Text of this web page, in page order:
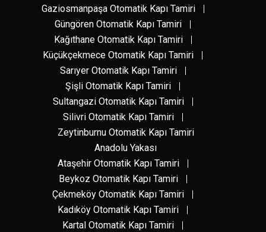
Gaziosmanpaşa Otomatik Kapı Tamiri
Güngören Otomatik Kapı Tamiri
Kağıthane Otomatik Kapı Tamiri
Küçükçekmece Otomatik Kapı Tamiri
Sarıyer Otomatik Kapı Tamiri
Şişli Otomatik Kapı Tamiri
Sultangazi Otomatik Kapı Tamiri
Silivri Otomatik Kapı Tamiri
Zeytinburnu Otomatik Kapı Tamiri
Anadolu Yakası
Ataşehir Otomatik Kapı Tamiri
Beykoz Otomatik Kapı Tamiri
Çekmeköy Otomatik Kapı Tamiri
Kadıköy Otomatik Kapı Tamiri
Kartal Otomatik Kapı Tamiri